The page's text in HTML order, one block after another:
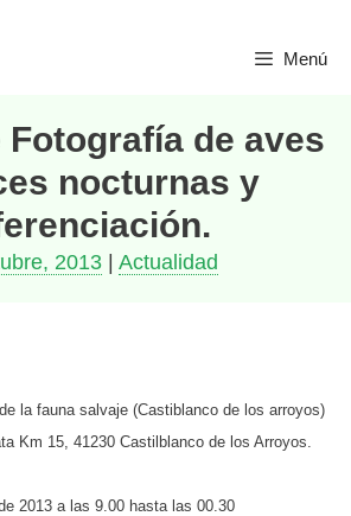
Menú
Fotografía de aves
nocturnas y
2013| Actualidad
la fauna salvaje (Castiblanco de los arroyos)
Km 15, 41230 Castilblanco de los Arroyos.
2013 a las 9.00 hasta las 00.30